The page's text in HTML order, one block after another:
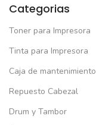
Categorias
Toner para Impresora
Tinta para Impresora
Caja de mantenimiento
Repuesto Cabezal
Drum y Tambor